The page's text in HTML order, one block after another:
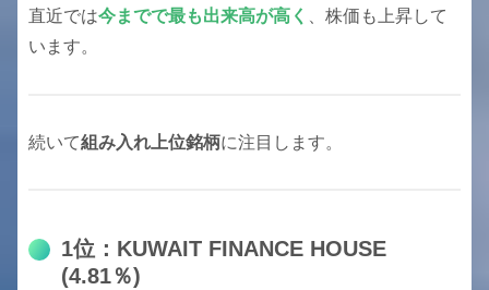
直近では今までで最も出来高が高く
、株価も上昇して
います。
続いて組み入れ上位銘柄に注目します。
1位：KUWAIT FINANCE HOUSE
(4.81％)